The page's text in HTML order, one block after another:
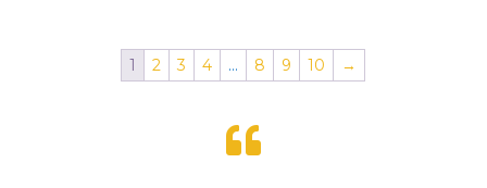
35.00CHF
1 2 3 4 … 8 9 10 →
